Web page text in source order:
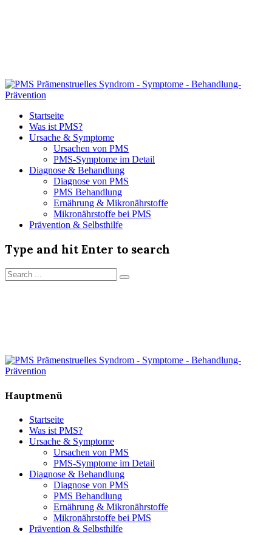
Startseite
Was ist PMS?
Ursache & Symptome
Ursachen von PMS
PMS-Symptome im Detail
Diagnose & Behandlung
Diagnose von PMS
PMS Behandlung
Ernährung & Mikronährstoffe
Mikronährstoffe bei PMS
Prävention & Selbsthilfe
Type and hit Enter to search
Hauptmenü
Startseite
Was ist PMS?
Ursache & Symptome
Ursachen von PMS
PMS-Symptome im Detail
Diagnose & Behandlung
Diagnose von PMS
PMS Behandlung
Ernährung & Mikronährstoffe
Mikronährstoffe bei PMS
Prävention & Selbsthilfe